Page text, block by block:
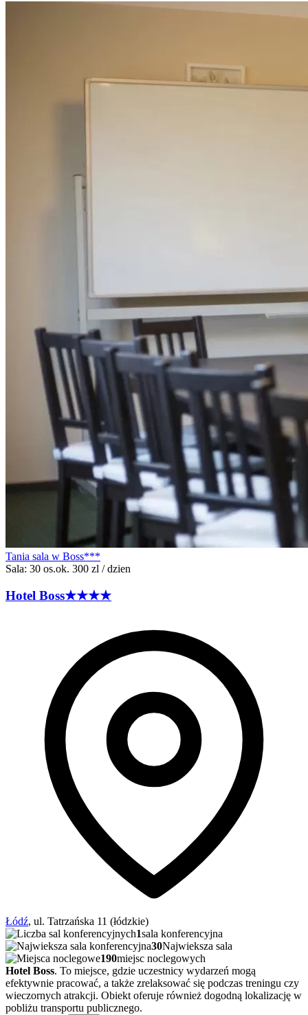
Tania sala w Boss***
Sala: 30 os.ok. 300 zl / dzien
Hotel Boss★★★★
Łódź, ul. Tatrzańska 11 (łódzkie)
1sala konferencyjna
30Najwieksza sala
190miejsc noclegowych
Hotel Boss. To miejsce, gdzie uczestnicy wydarzeń mogą
efektywnie pracować, a także zrelaksować się podczas treningu czy
wieczornych atrakcji. Obiekt oferuje również dogodną lokalizację w
pobliżu transportu publicznego.